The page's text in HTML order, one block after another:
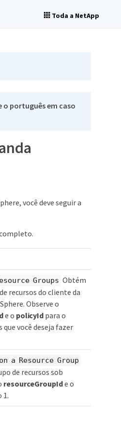
Toda a NetApp
o português em caso
você deve seguir a
Groups Obtém
recursos do cliente da
Observe o
e o policyId para o
que você deseja fazer
a Resource Group
de recursos sob
resourceGroupIde o
1.